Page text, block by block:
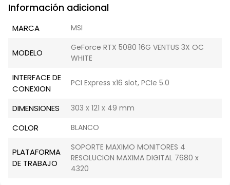
Información adicional
MARCA MSI
MODELO
GeForce RTX 5080 16G VENTUS 3X OC
WHITE
INTERFACE DE
CONEXION
PCI Express x16 slot, PCIe 5.0
DIMENSIONES 303 x 121 x 49 mm
COLOR BLANCO
PLATAFORMA
DE TRABAJO
SOPORTE MAXIMO MONITORES 4
RESOLUCION MAXIMA DIGITAL 7680 x
4320